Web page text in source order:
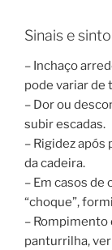
Sinais e
– Inchaço
pode variar de
– Dor ou
subir escadas.
– Rigidez
da cadeira.
– Em casos
“choque”,
– Rompimento
panturrilha,